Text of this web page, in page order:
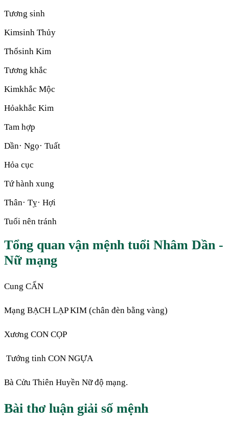
Tương sinh
Kimsinh Thủy
Thổsinh Kim
Tương khắc
Kimkhắc Mộc
Hỏakhắc Kim
Tam hợp
Dần· Ngọ· Tuất
Hỏa cục
Tứ hành xung
Thân· Tỵ· Hợi
Tuổi nên tránh
Tổng quan vận mệnh tuổi Nhâm Dần -
Nữ mạng
Cung CẤN
Mạng BẠCH LẠP KIM (chân đèn bằng vàng)
Xương CON CỌP
Tướng tinh CON NGỰA
Bà Cửu Thiên Huyền Nữ độ mạng.
Bài thơ luận giải số mệnh